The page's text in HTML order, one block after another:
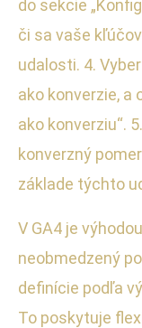
do sekcie
či sa vaše
udalosti. 4.
ako konverzie, a
ako konverziu“.
konverzný
základe týchto
V GA4 je
neobmedzený
definície podľa
To poskytuje